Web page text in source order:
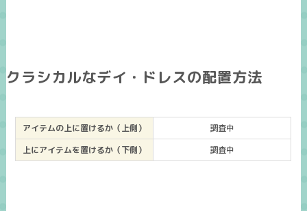
クラシカルなデイ・ドレスの配置方法
アイテムの上に置けるか（上側）
調査中
上にアイテムを置けるか（下側）
調査中